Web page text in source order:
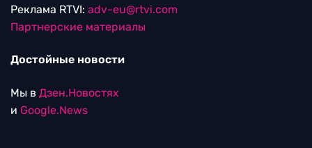
Реклама RTVI: adv-eu@rtvi.com
Партнерские материалы
Достойные новости
Мы в Дзен.Новостях
и Google.News